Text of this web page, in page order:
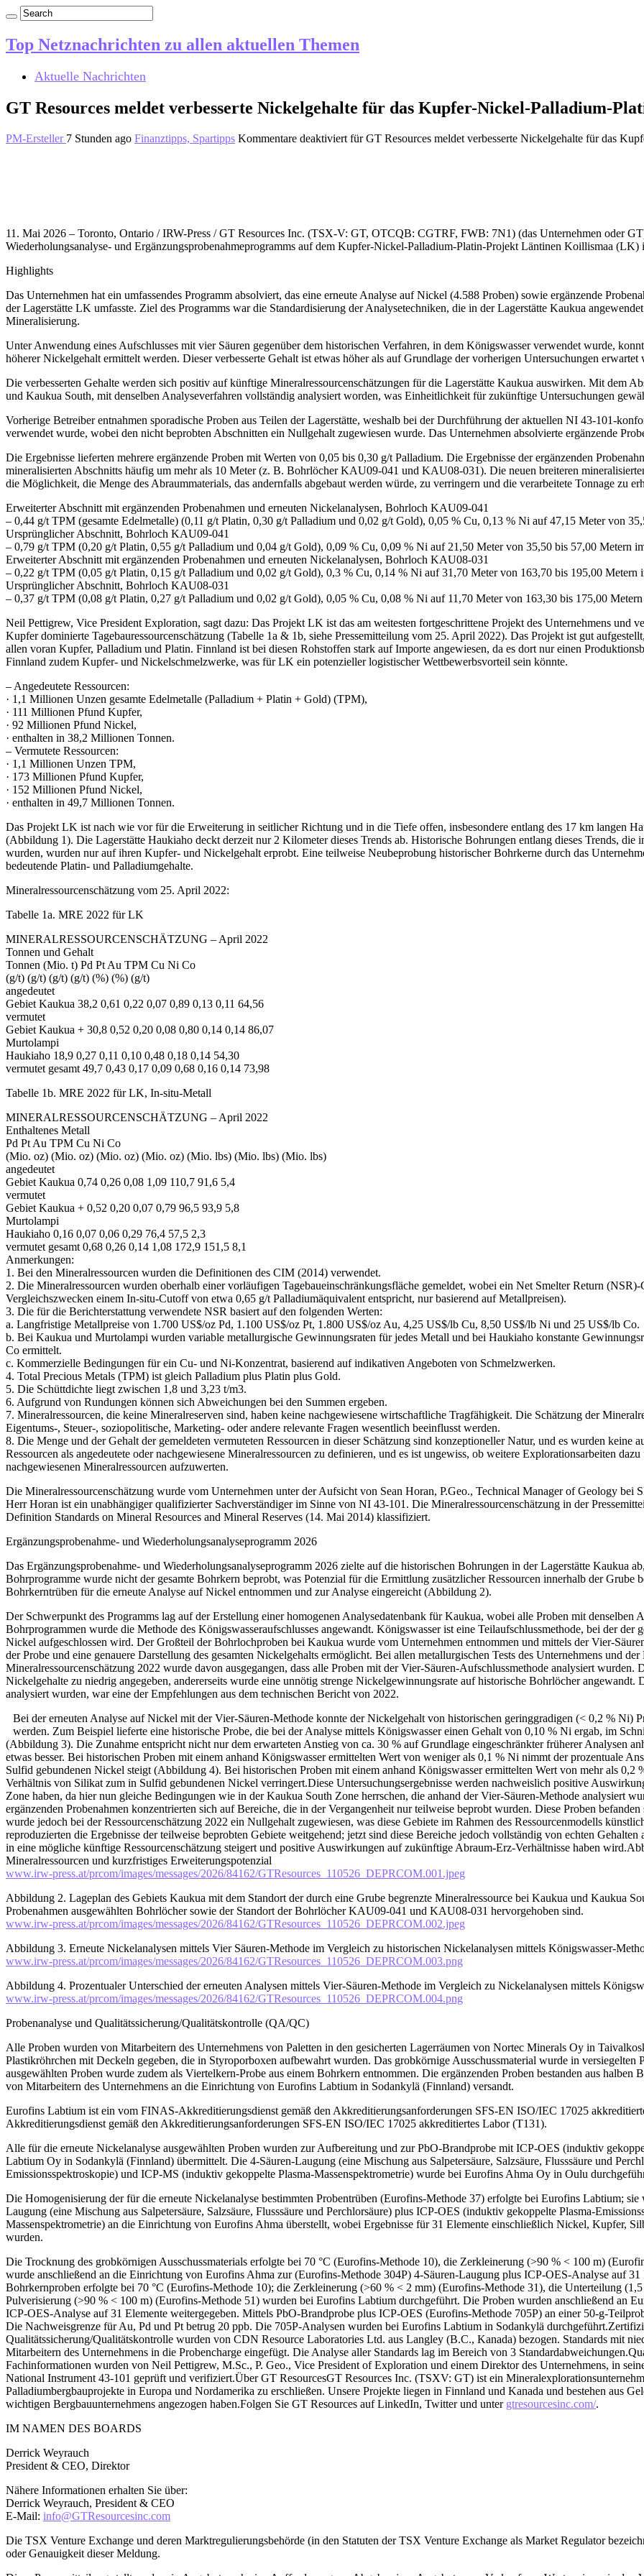
Top Netznachrichten zu allen aktuellen Themen
Aktuelle Nachrichten
GT Resources meldet verbesserte Nickelgehalte für das Kupfer-Nickel-Palladium-
PM-Ersteller 7 Stunden ago Finanztipps, Spartipps Kommentare deaktiviert für GT Resources meldet verbesserte Nickelgehalte für das
11. Mai 2026 – Toronto, Ontario / IRW-Press / GT Resources Inc. (TSX-V: GT, OTCQB: CGTRF, FWB: 7N1) (das Unternehmen oder
Wiederholungsanalyse- und Ergänzungsprobenahmeprogramms auf dem Kupfer-Nickel-Palladium-Platin-Projekt Läntinen Koillismaa
Highlights
Das Unternehmen hat ein umfassendes Programm absolviert, das eine erneute Analyse auf Nickel (4.588 Proben) sowie ergänzende
der Lagerstätte LK umfasste. Ziel des Programms war die Standardisierung der Analysetechniken, die in der Lagerstätte Kaukua
Mineralisierung.
Unter Anwendung eines Aufschlusses mit vier Säuren gegenüber dem historischen Verfahren, in dem Königswasser verwendet wurde,
höherer Nickelgehalt ermittelt werden. Dieser verbesserte Gehalt ist etwas höher als auf Grundlage der vorherigen Untersuchungen erwartet
Die verbesserten Gehalte werden sich positiv auf künftige Mineralressourcenschätzungen für die Lagerstätte Kaukua auswirken. Mit dem
und Kaukua South, mit denselben Analyseverfahren vollständig analysiert worden, was Einheitlichkeit für zukünftige Untersuchungen
Vorherige Betreiber entnahmen sporadische Proben aus Teilen der Lagerstätte, weshalb bei der Durchführung der aktuellen NI 43-101-
verwendet wurde, wobei den nicht beprobten Abschnitten ein Nullgehalt zugewiesen wurde. Das Unternehmen absolvierte ergänzende
Die Ergebnisse lieferten mehrere ergänzende Proben mit Werten von 0,05 bis 0,30 g/t Palladium. Die Ergebnisse der ergänzenden
mineralisierten Abschnitts häufig um mehr als 10 Meter (z. B. Bohrlöcher KAU09-041 und KAU08-031). Die neuen breiteren
die Möglichkeit, die Menge des Abraummaterials, das andernfalls abgebaut werden würde, zu verringern und die verarbeitete Tonnage zu
Erweiterter Abschnitt mit ergänzenden Probenahmen und erneuten Nickelanalysen, Bohrloch KAU09-041
– 0,44 g/t TPM (gesamte Edelmetalle) (0,11 g/t Platin, 0,30 g/t Palladium und 0,02 g/t Gold), 0,05 % Cu, 0,13 % Ni auf 47,15 Meter von
Ursprünglicher Abschnitt, Bohrloch KAU09-041
– 0,79 g/t TPM (0,20 g/t Platin, 0,55 g/t Palladium und 0,04 g/t Gold), 0,09 % Cu, 0,09 % Ni auf 21,50 Meter von 35,50 bis 57,00 Metern
Erweiterter Abschnitt mit ergänzenden Probenahmen und erneuten Nickelanalysen, Bohrloch KAU08-031
– 0,22 g/t TPM (0,05 g/t Platin, 0,15 g/t Palladium und 0,02 g/t Gold), 0,3 % Cu, 0,14 % Ni auf 31,70 Meter von 163,70 bis 195,00 Metern
Ursprünglicher Abschnitt, Bohrloch KAU08-031
– 0,37 g/t TPM (0,08 g/t Platin, 0,27 g/t Palladium und 0,02 g/t Gold), 0,05 % Cu, 0,08 % Ni auf 11,70 Meter von 163,30 bis 175,00
Neil Pettigrew, Vice President Exploration, sagt dazu: Das Projekt LK ist das am weitesten fortgeschrittene Projekt des Unternehmens und
Kupfer dominierte Tagebauressourcenschätzung (Tabelle 1a & 1b, siehe Pressemitteilung vom 25. April 2022). Das Projekt ist gut
allen voran Kupfer, Palladium und Platin. Finnland ist bei diesen Rohstoffen stark auf Importe angewiesen, da es dort nur einen
Finnland zudem Kupfer- und Nickelschmelzwerke, was für LK ein potenzieller logistischer Wettbewerbsvorteil sein könnte.
– Angedeutete Ressourcen:
· 1,1 Millionen Unzen gesamte Edelmetalle (Palladium + Platin + Gold) (TPM),
· 111 Millionen Pfund Kupfer,
· 92 Millionen Pfund Nickel,
· enthalten in 38,2 Millionen Tonnen.
– Vermutete Ressourcen:
· 1,1 Millionen Unzen TPM,
· 173 Millionen Pfund Kupfer,
· 152 Millionen Pfund Nickel,
· enthalten in 49,7 Millionen Tonnen.
Das Projekt LK ist nach wie vor für die Erweiterung in seitlicher Richtung und in die Tiefe offen, insbesondere entlang des 17 km langen
(Abbildung 1). Die Lagerstätte Haukiaho deckt derzeit nur 2 Kilometer dieses Trends ab. Historische Bohrungen entlang dieses Trends,
wurden, wurden nur auf ihren Kupfer- und Nickelgehalt erprobt. Eine teilweise Neubeprobung historischer Bohrkerne durch das
bedeutende Platin- und Palladiumgehalte.
Mineralressourcenschätzung vom 25. April 2022:
Tabelle 1a. MRE 2022 für LK
MINERALRESSOURCENSCHÄTZUNG – April 2022
Tonnen und Gehalt
Tonnen (Mio. t) Pd Pt Au TPM Cu Ni Co
(g/t) (g/t) (g/t) (g/t) (%) (%) (g/t)
angedeutet
Gebiet Kaukua 38,2 0,61 0,22 0,07 0,89 0,13 0,11 64,56
vermutet
Gebiet Kaukua + 30,8 0,52 0,20 0,08 0,80 0,14 0,14 86,07
Murtolampi
Haukiaho 18,9 0,27 0,11 0,10 0,48 0,18 0,14 54,30
vermutet gesamt 49,7 0,43 0,17 0,09 0,68 0,16 0,14 73,98
Tabelle 1b. MRE 2022 für LK, In-situ-Metall
MINERALRESSOURCENSCHÄTZUNG – April 2022
Enthaltenes Metall
Pd Pt Au TPM Cu Ni Co
(Mio. oz) (Mio. oz) (Mio. oz) (Mio. oz) (Mio. lbs) (Mio. lbs) (Mio. lbs)
angedeutet
Gebiet Kaukua 0,74 0,26 0,08 1,09 110,7 91,6 5,4
vermutet
Gebiet Kaukua + 0,52 0,20 0,07 0,79 96,5 93,9 5,8
Murtolampi
Haukiaho 0,16 0,07 0,06 0,29 76,4 57,5 2,3
vermutet gesamt 0,68 0,26 0,14 1,08 172,9 151,5 8,1
Anmerkungen:
1. Bei den Mineralressourcen wurden die Definitionen des CIM (2014) verwendet.
2. Die Mineralressourcen wurden oberhalb einer vorläufigen Tagebaueinschränkungsfläche gemeldet, wobei ein Net Smelter Return
Vergleichszwecken einem In-situ-Cutoff von etwa 0,65 g/t Palladiumäquivalent entspricht, nur basierend auf Metallpreisen).
3. Die für die Berichterstattung verwendete NSR basiert auf den folgenden Werten:
a. Langfristige Metallpreise von 1.700 US$/oz Pd, 1.100 US$/oz Pt, 1.800 US$/oz Au, 4,25 US$/lb Cu, 8,50 US$/lb Ni und 25 US$/lb Co.
b. Bei Kaukua und Murtolampi wurden variable metallurgische Gewinnungsraten für jedes Metall und bei Haukiaho konstante
Co ermittelt.
c. Kommerzielle Bedingungen für ein Cu- und Ni-Konzentrat, basierend auf indikativen Angeboten von Schmelzwerken.
4. Total Precious Metals (TPM) ist gleich Palladium plus Platin plus Gold.
5. Die Schüttdichte liegt zwischen 1,8 und 3,23 t/m3.
6. Aufgrund von Rundungen können sich Abweichungen bei den Summen ergeben.
7. Mineralressourcen, die keine Mineralreserven sind, haben keine nachgewiesene wirtschaftliche Tragfähigkeit. Die Schätzung der
Eigentums-, Steuer-, soziopolitische, Marketing- oder andere relevante Fragen wesentlich beeinflusst werden.
8. Die Menge und der Gehalt der gemeldeten vermuteten Ressourcen in dieser Schätzung sind konzeptioneller Natur, und es wurden keine
Ressourcen als angedeutete oder nachgewiesene Mineralressourcen zu definieren, und es ist ungewiss, ob weitere Explorationsarbeiten
nachgewiesenen Mineralressourcen aufzuwerten.
Die Mineralressourcenschätzung wurde vom Unternehmen unter der Aufsicht von Sean Horan, P.Geo., Technical Manager of Geology
Herr Horan ist ein unabhängiger qualifizierter Sachverständiger im Sinne von NI 43-101. Die Mineralressourcenschätzung in der
Definition Standards on Mineral Resources and Mineral Reserves (14. Mai 2014) klassifiziert.
Ergänzungsprobenahme- und Wiederholungsanalyseprogramm 2026
Das Ergänzungsprobenahme- und Wiederholungsanalyseprogramm 2026 zielte auf die historischen Bohrungen in der Lagerstätte Kaukua
Bohrprogramme wurde nicht der gesamte Bohrkern beprobt, was Potenzial für die Ermittlung zusätzlicher Ressourcen innerhalb der Grube
Bohrkerntrüben für die erneute Analyse auf Nickel entnommen und zur Analyse eingereicht (Abbildung 2).
Der Schwerpunkt des Programms lag auf der Erstellung einer homogenen Analysedatenbank für Kaukua, wobei alle Proben mit denselben
Bohrprogrammen wurde die Methode des Königswasseraufschlusses angewandt. Königswasser ist eine Teilaufschlussmethode, bei der
Nickel aufgeschlossen wird. Der Großteil der Bohrlochproben bei Kaukua wurde vom Unternehmen entnommen und mittels der Vier-
der Probe und eine genauere Darstellung des gesamten Nickelgehalts ermöglicht. Bei allen metallurgischen Tests des Unternehmens und
Mineralressourcenschätzung 2022 wurde davon ausgegangen, dass alle Proben mit der Vier-Säuren-Aufschlussmethode analysiert
Nickelgehalte zu niedrig angegeben, andererseits wurde eine unnötig strenge Nickelgewinnungsrate auf historische Bohrlöcher
analysiert wurden, war eine der Empfehlungen aus dem technischen Bericht von 2022.
Bei der erneuten Analyse auf Nickel mit der Vier-Säuren-Methode konnte der Nickelgehalt von historischen geringgradigen (< 0,2 % Ni)
werden. Zum Beispiel lieferte eine historische Probe, die bei der Analyse mittels Königswasser einen Gehalt von 0,10 % Ni ergab, im
(Abbildung 3). Die Zunahme entspricht nicht nur dem erwarteten Anstieg von ca. 30 % auf Grundlage eingeschränkter früherer Analysen
etwas besser. Bei historischen Proben mit einem anhand Königswasser ermittelten Wert von weniger als 0,1 % Ni nimmt der prozentuale
Sulfid gebundenen Nickel steigt (Abbildung 4). Bei historischen Proben mit einem anhand Königswasser ermittelten Wert von mehr als 0,2
Verhältnis von Silikat zum in Sulfid gebundenen Nickel verringert.Diese Untersuchungsergebnisse werden nachweislich positive
Zone haben, da hier nun gleiche Bedingungen wie in der Kaukua South Zone herrschen, die anhand der Vier-Säuren-Methode analysiert
ergänzenden Probenahmen konzentrierten sich auf Bereiche, die in der Vergangenheit nur teilweise beprobt wurden. Diese Proben
wurde jedoch bei der Ressourcenschätzung 2022 ein Nullgehalt zugewiesen, was diese Gebiete im Rahmen des Ressourcenmodells
reproduzierten die Ergebnisse der teilweise beprobten Gebiete weitgehend; jetzt sind diese Bereiche jedoch vollständig von echten
in eine mögliche künftige Ressourcenschätzung steigert und positive Auswirkungen auf zukünftige Abraum-Erz-Verhältnisse haben
Mineralressourcen und kurzfristiges Erweiterungspotenzial
www.irw-press.at/prcom/images/messages/2026/84162/GTResources_110526_DEPRCOM.001.jpeg
Abbildung 2. Lageplan des Gebiets Kaukua mit dem Standort der durch eine Grube begrenzte Mineralressource bei Kaukua und Kaukua
Probenahmen ausgewählten Bohrlöcher sowie der Standort der Bohrlöcher KAU09-041 und KAU08-031 hervorgehoben sind.
www.irw-press.at/prcom/images/messages/2026/84162/GTResources_110526_DEPRCOM.002.jpeg
Abbildung 3. Erneute Nickelanalysen mittels Vier Säuren-Methode im Vergleich zu historischen Nickelanalysen mittels Königswasser-
www.irw-press.at/prcom/images/messages/2026/84162/GTResources_110526_DEPRCOM.003.png
Abbildung 4. Prozentualer Unterschied der erneuten Analysen mittels Vier-Säuren-Methode im Vergleich zu Nickelanalysen mittels
www.irw-press.at/prcom/images/messages/2026/84162/GTResources_110526_DEPRCOM.004.png
Probenanalyse und Qualitätssicherung/Qualitätskontrolle (QA/QC)
Alle Proben wurden von Mitarbeitern des Unternehmens von Paletten in den gesicherten Lagerräumen von Nortec Minerals Oy in
Plastikröhrchen mit Deckeln gegeben, die in Styroporboxen aufbewahrt wurden. Das grobkörnige Ausschussmaterial wurde in
ausgewählten Proben wurde zudem als Viertelkern-Probe aus einem Bohrkern entnommen. Die ergänzenden Proben bestanden aus
von Mitarbeitern des Unternehmens an die Einrichtung von Eurofins Labtium in Sodankylä (Finnland) versandt.
Eurofins Labtium ist ein vom FINAS-Akkreditierungsdienst gemäß den Akkreditierungsanforderungen SFS-EN ISO/IEC 17025
Akkreditierungsdienst gemäß den Akkreditierungsanforderungen SFS-EN ISO/IEC 17025 akkreditiertes Labor (T131).
Alle für die erneute Nickelanalyse ausgewählten Proben wurden zur Aufbereitung und zur PbO-Brandprobe mit ICP-OES (induktiv
Labtium Oy in Sodankylä (Finnland) übermittelt. Die 4-Säuren-Laugung (eine Mischung aus Salpetersäure, Salzsäure, Flusssäure und
Emissionsspektroskopie) und ICP-MS (induktiv gekoppelte Plasma-Massenspektrometrie) wurde bei Eurofins Ahma Oy in Oulu
Die Homogenisierung der für die erneute Nickelanalyse bestimmten Probentrüben (Eurofins-Methode 37) erfolgte bei Eurofins Labtium;
Laugung (eine Mischung aus Salpetersäure, Salzsäure, Flusssäure und Perchlorsäure) plus ICP-OES (induktiv gekoppelte Plasma-
Massenspektrometrie) an die Einrichtung von Eurofins Ahma überstellt, wobei Ergebnisse für 31 Elemente einschließlich Nickel, Kupfer,
wurden.
Die Trocknung des grobkörnigen Ausschussmaterials erfolgte bei 70 °C (Eurofins-Methode 10), die Zerkleinerung (>90 % < 100 m)
wurde anschließend an die Einrichtung von Eurofins Ahma zur (Eurofins-Methode 304P) 4-Säuren-Laugung plus ICP-OES-Analyse auf
Bohrkernproben erfolgte bei 70 °C (Eurofins-Methode 10); die Zerkleinerung (>60 % < 2 mm) (Eurofins-Methode 31), die Unterteilung
Pulverisierung (>90 % < 100 m) (Eurofins-Methode 51) wurden bei Eurofins Labtium durchgeführt. Die Proben wurden anschließend an
ICP-OES-Analyse auf 31 Elemente weitergegeben. Mittels PbO-Brandprobe plus ICP-OES (Eurofins-Methode 705P) an einer 50-g-
Die Nachweisgrenze für Au, Pd und Pt betrug 20 ppb. Die 705P-Analysen wurden bei Eurofins Labtium in Sodankylä
Qualitätssicherung/Qualitätskontrolle wurden von CDN Resource Laboratories Ltd. aus Langley (B.C., Kanada) bezogen. Standards mit
Mitarbeitern des Unternehmens in die Probencharge eingefügt. Die Analyse aller Standards lag im Bereich von 3
Fachinformationen wurden von Neil Pettigrew, M.Sc., P. Geo., Vice President of Exploration und einem Direktor des Unternehmens, in
National Instrument 43-101 geprüft und verifiziert.Über GT ResourcesGT Resources Inc. (TSXV: GT) ist ein
Palladiumbergbauprojekte in Europa und Nordamerika zu erschließen. Unsere Projekte liegen in Finnland und Kanada und bestehen aus
wichtigen Bergbauunternehmens angezogen haben.Folgen Sie GT Resources auf LinkedIn, Twitter und unter gtresourcesinc.com/.
IM NAMEN DES BOARDS
Derrick Weyrauch
President & CEO, Direktor
Nähere Informationen erhalten Sie über:
Derrick Weyrauch, President & CEO
E-Mail: info@GTResourcesinc.com
Die TSX Venture Exchange und deren Marktregulierungsbehörde (in den Statuten der TSX Venture Exchange als Market Regulator
oder Genauigkeit dieser Meldung.